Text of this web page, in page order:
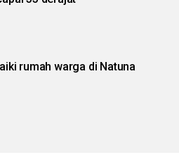
rumah warga di Natuna